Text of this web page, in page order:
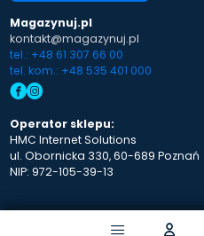
Magazynuj.pl
kontakt@magazynuj.pl
tel.: +48 61 307 66 00
tel. kom.: +48 535 401 000
Operator sklepu:
HMC Internet Solutions
ul. Obornicka 330, 60-689 Poznań
NIP: 972-105-39-13